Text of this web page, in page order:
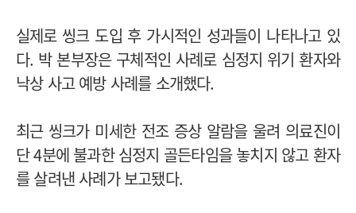
실제로 씽크 도입 후 가시적인 성과들이 나타나고 있
다. 박 본부장은 구체적인 사례로 심정지 위기 환자와
낙상 사고 예방 사례를 소개했다.
최근 씽크가 미세한 전조 증상 알람을 울려 의료진이
단 4분에 불과한 심정지 골든타임을 놓치지 않고 환자
를 살려낸 사례가 보고됐다.